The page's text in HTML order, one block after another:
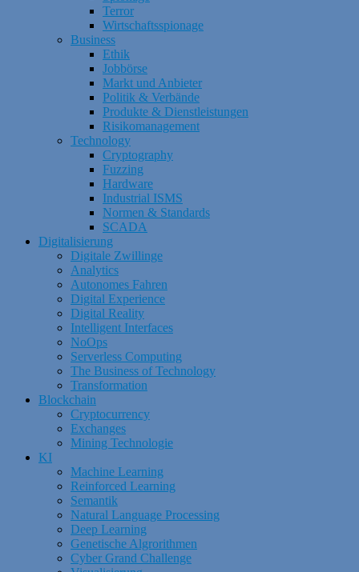
Terror
Wirtschaftsspionage
Business
Ethik
Jobbörse
Markt und Anbieter
Politik & Verbände
Produkte & Dienstleistungen
Risikomanagement
Technology
Cryptography
Fuzzing
Hardware
Industrial ISMS
Normen & Standards
SCADA
Digitalisierung
Digitale Zwillinge
Analytics
Autonomes Fahren
Digital Experience
Digital Reality
Intelligent Interfaces
NoOps
Serverless Computing
The Business of Technology
Transformation
Blockchain
Cryptocurrency
Exchanges
Mining Technologie
KI
Machine Learning
Reinforced Learning
Semantik
Natural Language Processing
Deep Learning
Genetische Algrorithmen
Cyber Grand Challenge